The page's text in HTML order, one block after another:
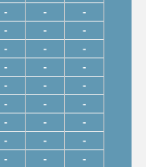
- - -
- - -
- - -
- - -
- - -
- - -
- - -
- - -
- - -